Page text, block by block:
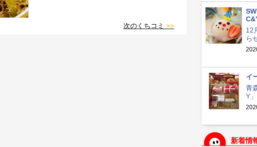
次のくちコミ>>
12
ら
イ
青
Y
新着情